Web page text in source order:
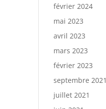
février 2024
mai 2023
avril 2023
mars 2023
février 2023
septembre 2021
juillet 2021